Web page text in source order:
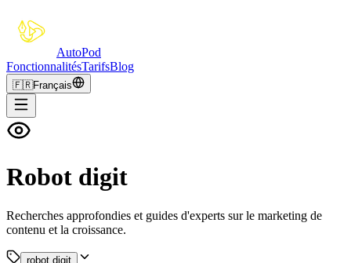
AutoPod
FonctionnalitésTarifsBlog
🇫🇷Français
Robot digit
Recherches approfondies et guides d'experts sur le marketing de
contenu et la croissance.
robot digit